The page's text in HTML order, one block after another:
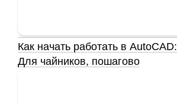
Как начать работать в AutoCAD:
Для чайников, пошагово